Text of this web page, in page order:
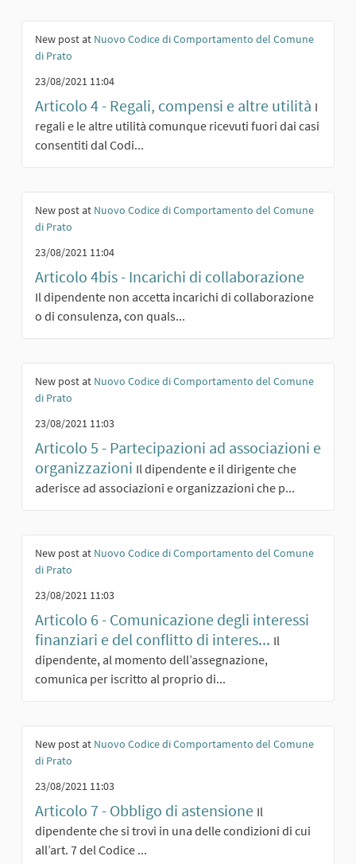
New post at Nuovo Codice di Comportamento del Comune
di Prato
23/08/2021 11:04
Articolo 4 - Regali, compensi e altre utilità I
regali e le altre utilità comunque ricevuti fuori dai casi
consentiti dal Codi...
New post at Nuovo Codice di Comportamento del Comune
di Prato
23/08/2021 11:04
Articolo 4bis - Incarichi di collaborazione
Il dipendente non accetta incarichi di collaborazione
o di consulenza, con quals...
New post at Nuovo Codice di Comportamento del Comune
di Prato
23/08/2021 11:03
Articolo 5 - Partecipazioni ad associazioni e
organizzazioni Il dipendente e il dirigente che
aderisce ad associazioni e organizzazioni che p...
New post at Nuovo Codice di Comportamento del Comune
di Prato
23/08/2021 11:03
Articolo 6 - Comunicazione degli interessi
finanziari e del conflitto di interes... Il
dipendente, al momento dell’assegnazione,
comunica per iscritto al proprio di...
New post at Nuovo Codice di Comportamento del Comune
di Prato
23/08/2021 11:03
Articolo 7 - Obbligo di astensione Il
dipendente che si trovi in una delle condizioni di cui
all’art. 7 del Codice ...